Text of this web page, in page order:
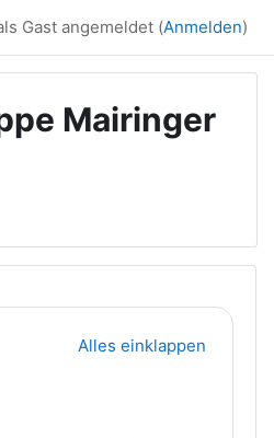
Gast angemeldet (Anmelden)
Mairinger
Alles einklappen